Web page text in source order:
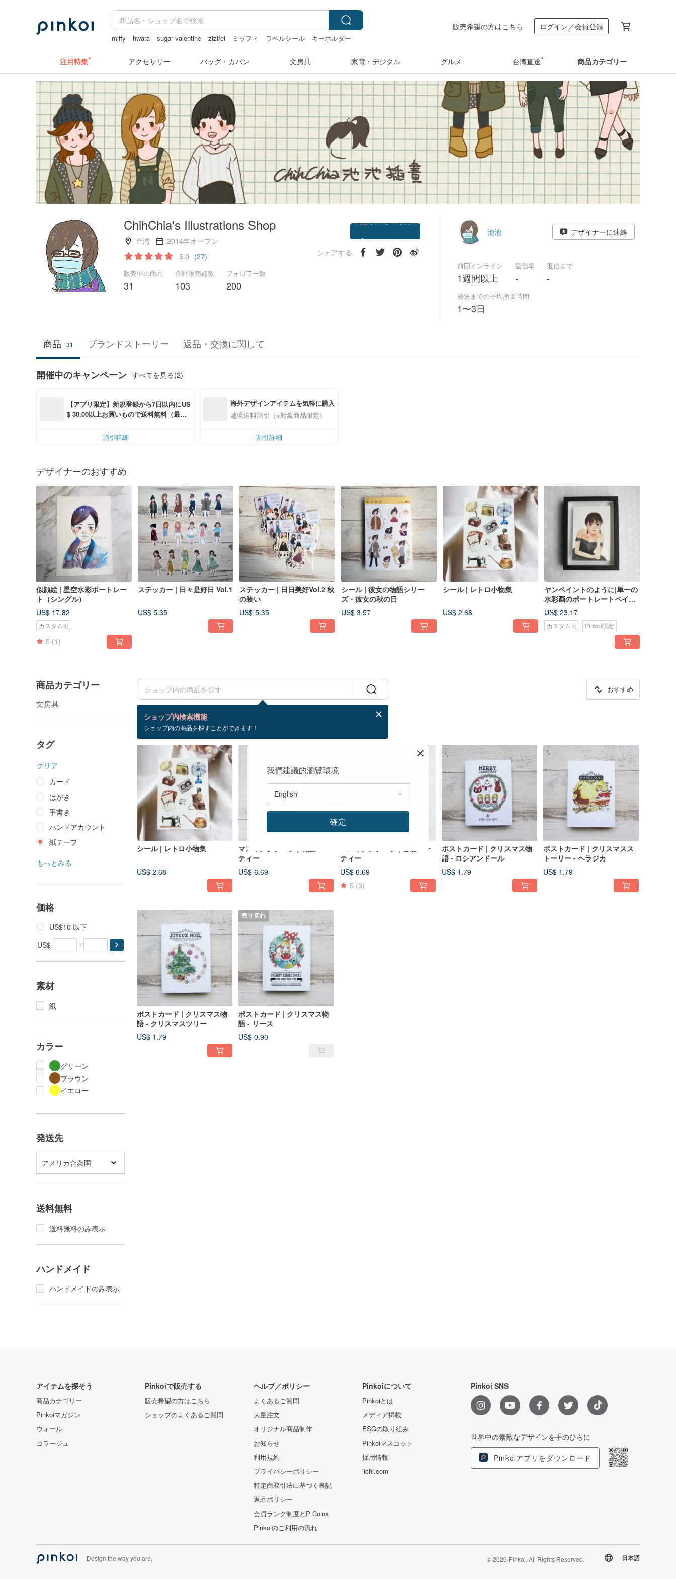
miffy hwara sugar valentine zizifei ミッフィ ラベルシール
キーホルダー
販売希望の方はこちら ログイン／会員登録
注目特集 アクセサリー バッグ・カバン 文房具 家電・デジタル グルメ 台湾直送 商品カテゴリー
ChihChia's Illustrations Shop
台湾
2014年オープン
5.0 (27)
販売中の商品
31
合計販売点数
103
フォロワー数
200
シェアする
池池 デザイナーに連絡
前回オンライン
1週間以上
返信率
-
返信まで
-
発送までの平均所要時間
1〜3日
商品 31 ブランドストーリー 返品・交換に関して
開催中のキャンペーン すべてを見る(2)
【アプリ限定】新規登録から7日以内にUS
$ 30.00以上お買いもので送料無料（最大U
割引詳細
海外デザインアイテムを気軽に購入
越境送料割引（※対象商品限定）
割引詳細
デザイナーのおすすめ
似顔絵 | 星空水彩ポートレー
ト（シングル）
US$ 17.82
カスタム可
5 (1)
ステッカー | 日々是好日 Vol.1
US$ 5.35
ステッカー | 日日美好Vol.2 秋
の装い
US$ 5.35
シール | 彼女の物語シリー
ズ・彼女の秋の日
US$ 3.57
シール | レトロ小物集
US$ 2.68
ヤンペイントのように|単一の
水彩画のポートレートペイン
ティング
US$ 23.17
カスタム可 Pinkoi限定
商品カテゴリー
文房具
タグ
クリア
カード
はがき
手書き
ハンドアカウント
紙テープ
もっとみる
価格
US$10 以下
US$
-
素材
紙
カラー
グリーン
ブラウン
イエロー
発送先
アメリカ合衆国
送料無料
送料無料のみ表示
ハンドメイド
ハンドメイドのみ表示
ショップ内検索機能
ショップ内の商品を探すことができます！
おすすめ
検索結果：7 件
紙テープ
シール | レトロ小物集
US$ 2.68
マスキングテープ | 制服パー
ティー
US$ 6.69
マスキングテープ | 着物パー
ティー
US$ 6.69
5 (3)
ポストカード | クリスマス物
語 - ロシアンドール
US$ 1.79
ポストカード | クリスマスス
トーリー - ヘラジカ
US$ 1.79
ポストカード | クリスマス物
語 - クリスマスツリー
US$ 1.79
売り切れ
ポストカード | クリスマス物
語 - リース
US$ 0.90
アイテムを探そう
商品カテゴリー
Pinkoiマガジン
ウォール
コラージュ
Pinkoiで販売する
販売希望の方はこちら
ショップのよくあるご質問
ヘルプ／ポリシー
よくあるご質問
大量注文
オリジナル商品制作
お知らせ
利用規約
プライバシーポリシー
特定商取引法に基づく表記
返品ポリシー
会員ランク制度とP Coins
Pinkoiのご利用の流れ
Pinkoiについて
Pinkoiとは
メディア掲載
ESGの取り組み
Pinkoiマスコット
採用情報
iichi.com
Pinkoi SNS
世界中の素敵なデザインを手のひらに
Pinkoiアプリをダウンロード
Design the way you are. © 2026 Pinkoi. All Rights Reserved. 日本語
我們建議的瀏覽環境
確定